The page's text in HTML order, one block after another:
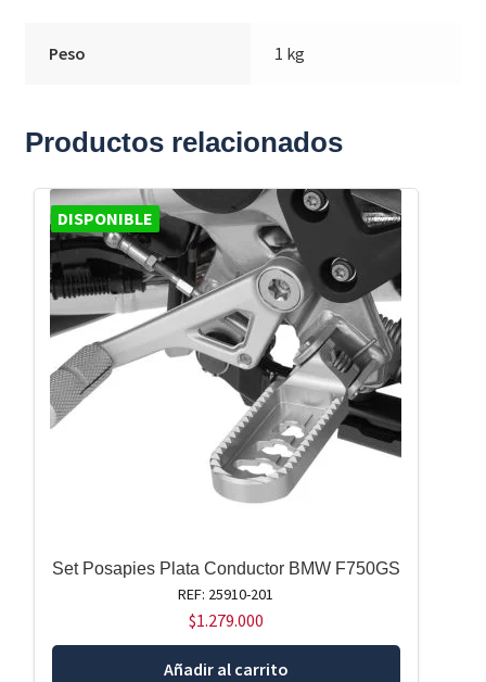
Peso 1 kg
Productos relacionados
DISPONIBLE
Set Posapies Plata Conductor BMW F750GS
REF: 25910-201
$1.279.000
Añadir al carrito